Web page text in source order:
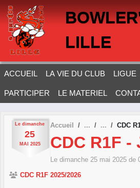
LILLE
ACCUEIL LA VIE DU CLUB LIGUE
PARTICIPER LE MATERIEL
Le dimanche
25
MAI 2025
Accueil CDC
CDC R1F -
Le dimanche 25 mai 2025 de
CDC R1F 2025/2026
Panneau de gestion des cookies